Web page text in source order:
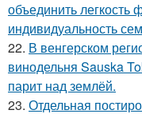
объединить легкость
индивидуальность
22. В венгерском
винодельня Sauska
парит над землёй.
23. Отдельная